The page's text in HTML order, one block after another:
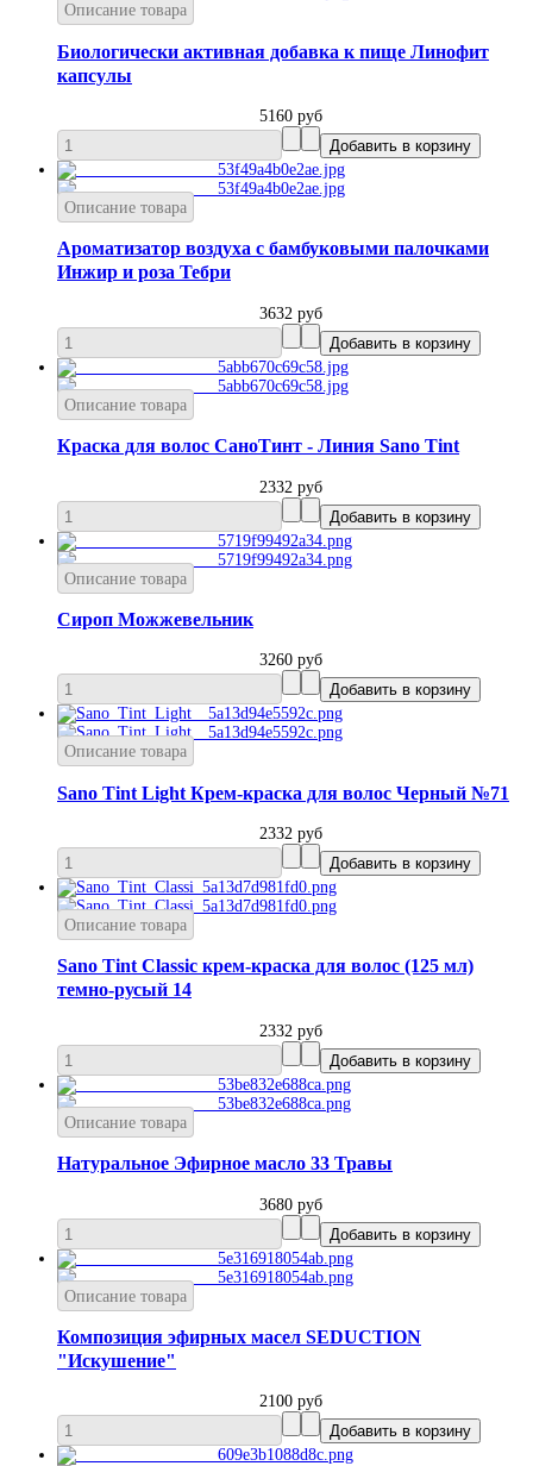
Описание товара
Биологически активная добавка к пище Линофит
капсулы
5160 руб
Описание товара
Ароматизатор воздуха с бамбуковыми палочками
Инжир и роза Тебри
3632 руб
Описание товара
Краска для волос СаноТинт - Линия Sano Tint
2332 руб
Описание товара
Сироп Можжевельник
3260 руб
Описание товара
Sano Tint Light Крем-краска для волос Черный №71
2332 руб
Описание товара
Sano Tint Classic крем-краска для волос (125 мл)
темно-русый 14
2332 руб
Описание товара
Натуральное Эфирное масло 33 Травы
3680 руб
Описание товара
Композиция эфирных масел SEDUCTION
"Искушение"
2100 руб